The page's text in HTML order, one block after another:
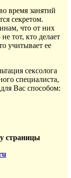
время занятий
секретом.
что от них
тот, кто делает
учитывает ее
сексолога
специалиста,
Вас способом:
страницы